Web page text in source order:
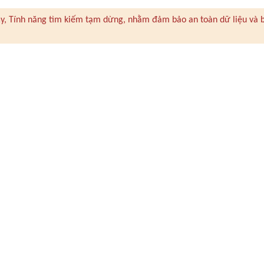
Tính năng tìm kiếm tạm dừng, nhằm đảm bảo an toàn dữ liệu và